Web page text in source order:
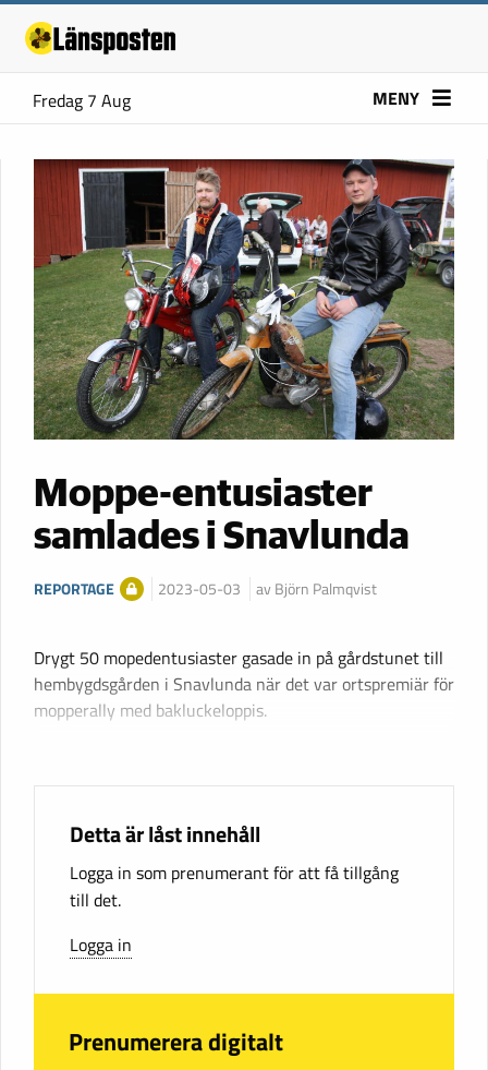
Fredag 7 Aug MENY
Moppe-entusiaster
samlades i Snavlunda
REPORTAGE 2023-05-03 av Björn Palmqvist
Drygt 50 mopedentusiaster gasade in på gårdstunet till
hembygdsgården i Snavlunda när det var ortspremiär för
mopperally med bakluckeloppis.
Detta är låst innehåll
Logga in som prenumerant för att få tillgång
till det.
Logga in
Prenumerera digitalt